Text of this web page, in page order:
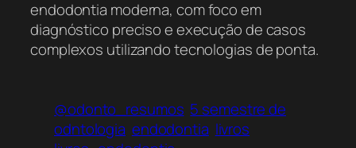
endodontia moderna, com foco em
diagnóstico preciso e execução de casos
complexos utilizando tecnologias de ponta.
@odonto_resumos 5 semestre de
odntologia endodontia livros